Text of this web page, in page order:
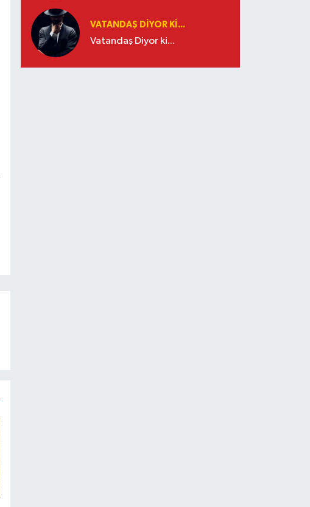
VATANDAŞ DIYOR KI...
Vatandaş Diyor ki...